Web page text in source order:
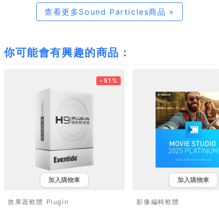
查看更多Sound Particles商品 »
你可能會有興趣的商品：
-51%
加入購物車
效果器軟體 Plugin
加入購物車
影像編輯軟體